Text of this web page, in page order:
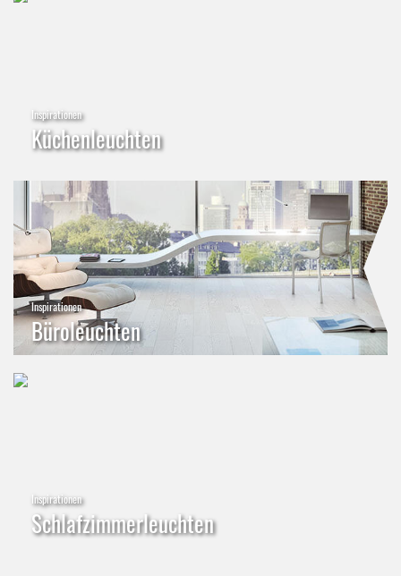
Inspirationen
Küchenleuchten
Inspirationen
Büroleuchten
Inspirationen
Schlafzimmerleuchten